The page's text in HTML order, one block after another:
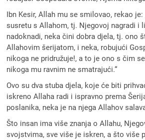
Ibn Kesir, Allah mu se smilovao, rekao je:
susretu s Allahom, tj. Njegovoj nagradi i
nadoknadi, neka čini dobra djela, tj. ono
Allahovim šerijatom, i neka, robujući
nikoga ne pridružuje!, a to je ono s čim
nikoga mu ravnim ne smatrajući.“
Ovo su dva stuba djela, koje će biti
iskreno Allaha radi i ispravno prema
poslanika, neka je na njega Allahov
Što insan ima više znanja o Allahu,
svojstvima, sve više je iskren, a što više